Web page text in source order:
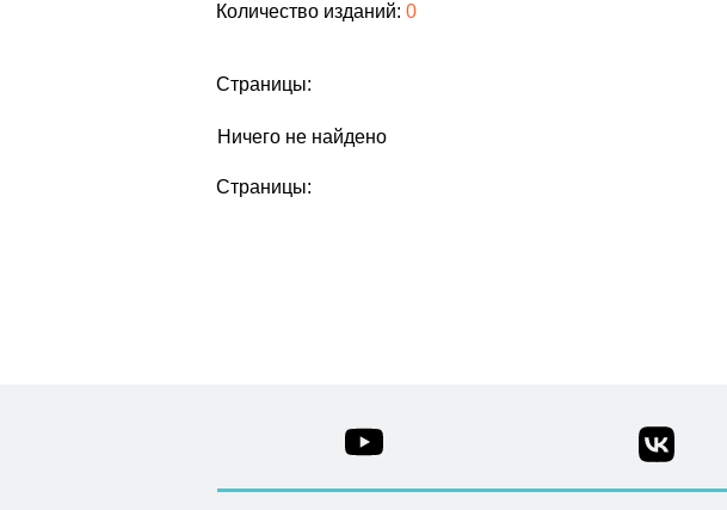
Количество изданий: 0
Страницы:
Ничего не найдено
Страницы: